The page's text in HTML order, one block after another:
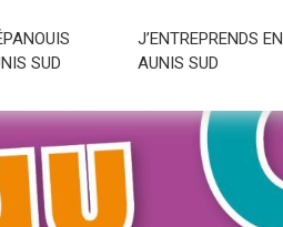
SUD
J’ENTREPRENDS EN
AUNIS SUD